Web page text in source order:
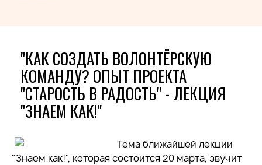
"КАК СОЗДАТЬ ВОЛОНТЁРСКУЮ
КОМАНДУ? ОПЫТ ПРОЕКТА
"СТАРОСТЬ В РАДОСТЬ" - ЛЕКЦИЯ
"ЗНАЕМ КАК!"
Тема ближайшей лекции
"Знаем как!", которая состоится 20 марта, звучит